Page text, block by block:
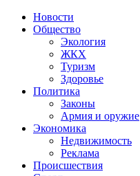
Новости
Общество
Экология
ЖКХ
Туризм
Здоровье
Политика
Законы
Армия и оружие
Экономика
Недвижимость
Реклама
Происшествия